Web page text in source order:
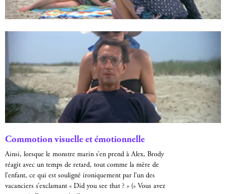
Commotion visuelle et émotionnelle
Ainsi, lorsque le monstre marin s’en prend à Alex, Brody
réagit avec un temps de retard, tout comme la mère de
l’enfant, ce qui est souligné ironiquement par l’un des
vacanciers s’exclamant « Did you see that ? » (« Vous avez